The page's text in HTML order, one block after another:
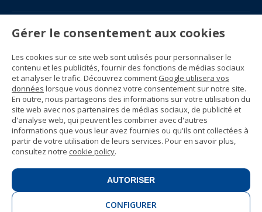
PARTENAIRES
Contactez-nous
Prix et brochures
(+34) 91 594 37 76
Gustavo Fernández Balbuena, 11
28002 Madrid, Spain
Sitemap
Conditions générales
Politique de confidentialité
Politique de cookies d’Enforex
(CIF B-79946729) Tous droits réservés.
Avis juridique
Gérer le consentement aux cookies
Les cookies sur ce site web sont utilisés pour personnaliser le
contenu et les publicités, fournir des fonctions de médias sociaux
et analyser le trafic. Découvrez comment Google utilisera vos
données lorsque vous donnez votre consentement sur notre site.
En outre, nous partageons des informations sur votre utilisation du
site web avec nos partenaires de médias sociaux, de publicité et
d'analyse web, qui peuvent les combiner avec d'autres
informations que vous leur avez fournies ou qu'ils ont collectées à
partir de votre utilisation de leurs services. Pour en savoir plus,
consultez notre cookie policy.
CONFIGURER
AUTORISER